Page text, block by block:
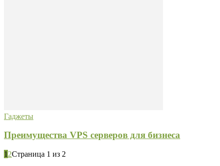
Гаджеты
Преимущества VPS серверов для бизнеса
1 2Страница 1 из 2